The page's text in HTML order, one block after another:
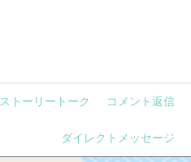
ストーリートーク コメント返信
ダイレクトメッセージ